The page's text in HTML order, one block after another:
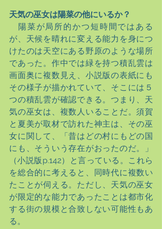
天気の巫女は陽菜の他にいるか？
陽菜が局所的かつ短時間ではある
が、天候を晴れに変える能力を身につ
けたのは天空にある野原のような場所
であった。作中では緑を持つ積乱雲は
画面奥に複数見え、小説版の表紙にも
その様子が描かれていて、そこには５
つの積乱雲が確認できる。つまり、天
気の巫女は、複数人いることだ。須賀
と夏美が取材で訪れた神主は、その巫
女に関して、「昔はどの村にもどの国
にも、そういう存在がおったのだ。」
（小説版p.142）と言っている。これら
を総合的に考えると、同時代に複数い
たことが伺える。ただし、天気の巫女
が限定的な能力であったことは都市化
する街の規模と合致しない可能性もあ
る。